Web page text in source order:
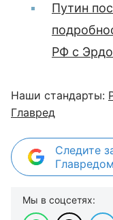
Путин
РФ с
Наши стандарты:
Главред
Следите
Мы в соцсетях: